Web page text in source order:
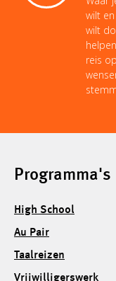
wilt
wilt
reis
Programma's
High School
Au Pair
Taalreizen
Vrijwilligerswerk